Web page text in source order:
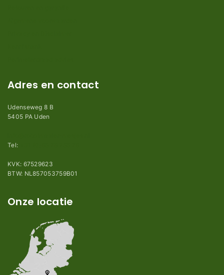
Adres en contact
Udenseweg 8 B
5405 PA Uden
Tel:
KVK: 67529623
BTW: NL857053759B01
Onze locatie